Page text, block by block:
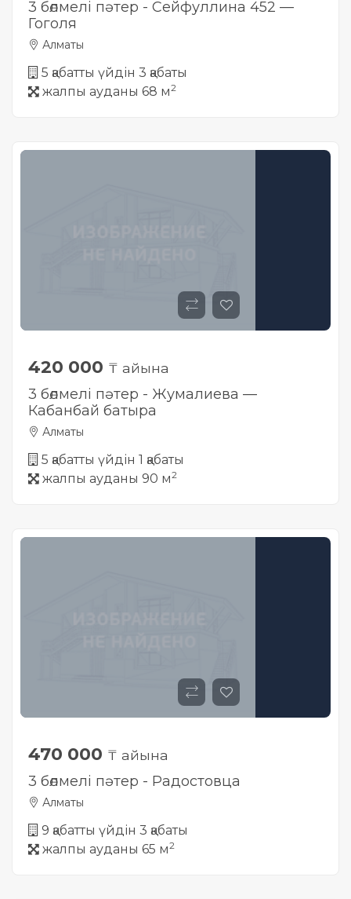
3 бөлмелі пәтер - Сейфуллина 452 —
Гоголя
Алматы
5 қабатты үйдін 3 қабаты
жалпы ауданы 68 м2
420 000 ₸ айына
3 бөлмелі пәтер - Жумалиева —
Кабанбай батыра
Алматы
5 қабатты үйдін 1 қабаты
жалпы ауданы 90 м2
470 000 ₸ айына
3 бөлмелі пәтер - Радостовца
Алматы
9 қабатты үйдін 3 қабаты
жалпы ауданы 65 м2